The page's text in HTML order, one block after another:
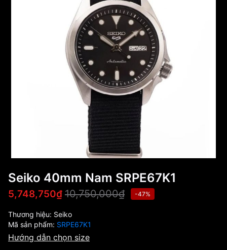
Seiko 40mm Nam SRPE67K1
5,748,750₫ 10,750,000₫ -47%
Thương hiệu: Seiko
Mã sản phẩm: SRPE67K1
Hướng dẫn chọn size